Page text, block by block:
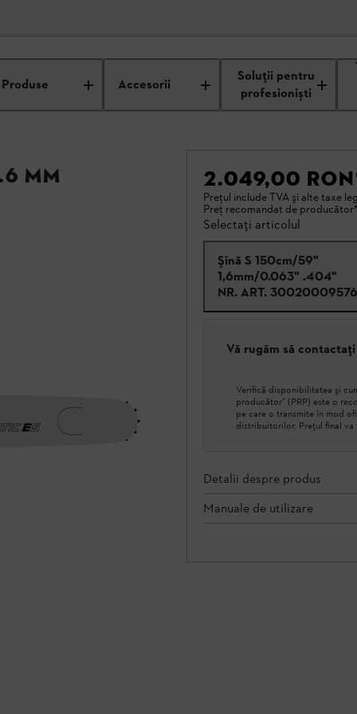
Produse Accesorii
Soluții pentru
profesioniști
mm 2.049,00 RON
Preţul include TVA şi alte taxe
Preţ recomandat de producător*
Selectați articolul
Şină S 150cm/59"
1,6mm/0.063" .404"
NR. ART. 30020009576
Vă rugăm să
Verifică disponibilitatea şi
producător” (PRP) este o
pe care o transmite în mod
distribuitorilor. Prețul final va
Detalii despre produs
Manuale de utilizare